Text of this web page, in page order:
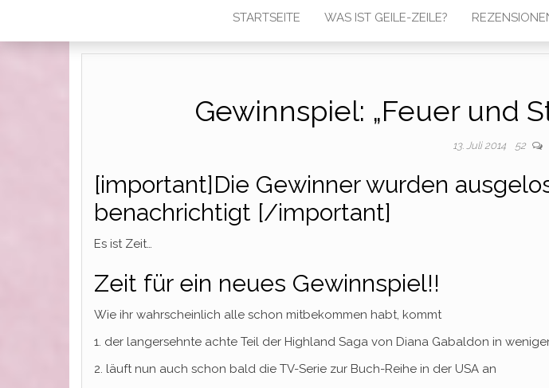
STARTSEITE WAS IST GEILE-ZEILE?
Gewinnspiel: „Feuer und
13. Juli 2014 52
[important]Die Gewinner wurden
benachrichtigt [/important]
Es ist Zeit…
Zeit für ein neues Gewinnspiel!!
Wie ihr wahrscheinlich alle schon mitbekommen habt, kommt
1. der langersehnte achte Teil der Highland Saga von Diana Gabaldon in
2. läuft nun auch schon bald die TV-Serie zur Buch-Reihe in der USA an